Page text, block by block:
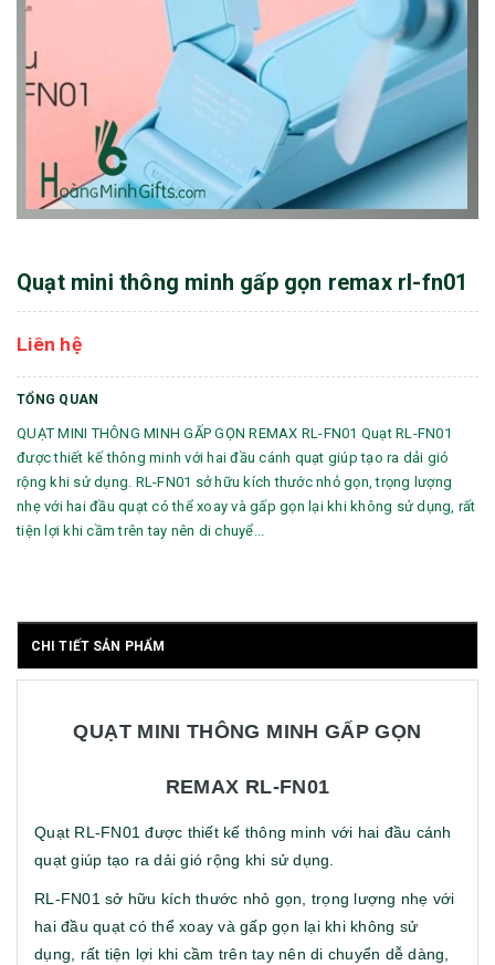
Quạt mini thông minh gấp gọn remax rl-fn01
Liên hệ
TỔNG QUAN
QUẠT MINI THÔNG MINH GẤP GỌN REMAX RL-FN01 Quạt RL-FN01
được thiết kế thông minh với hai đầu cánh quạt giúp tạo ra dải gió
rộng khi sử dụng. RL-FN01 sở hữu kích thước nhỏ gọn, trọng lượng
nhẹ với hai đầu quạt có thể xoay và gấp gọn lại khi không sử dụng, rất
tiện lợi khi cầm trên tay nên di chuyể...
CHI TIẾT SẢN PHẨM
QUẠT MINI THÔNG MINH GẤP GỌN
REMAX RL-FN01
Quạt RL-FN01 được thiết kế thông minh với hai đầu cánh
quạt giúp tạo ra dải gió rộng khi sử dụng.
RL-FN01 sở hữu kích thước nhỏ gọn, trọng lượng nhẹ với
hai đầu quạt có thể xoay và gấp gọn lại khi không sử
dụng, rất tiện lợi khi cầm trên tay nên di chuyển dễ dàng,